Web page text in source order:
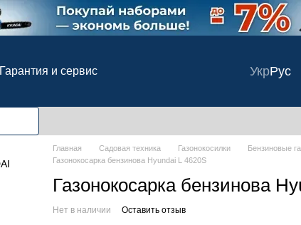
Гарантия и сервис
УкрРус
Главная Садовая техника Газонокосилки
Бензиновые
Газонокосарка бензинова Hyundai L 4620S
Газонокосарка бензинова
Нет в наличии Оставить отзыв